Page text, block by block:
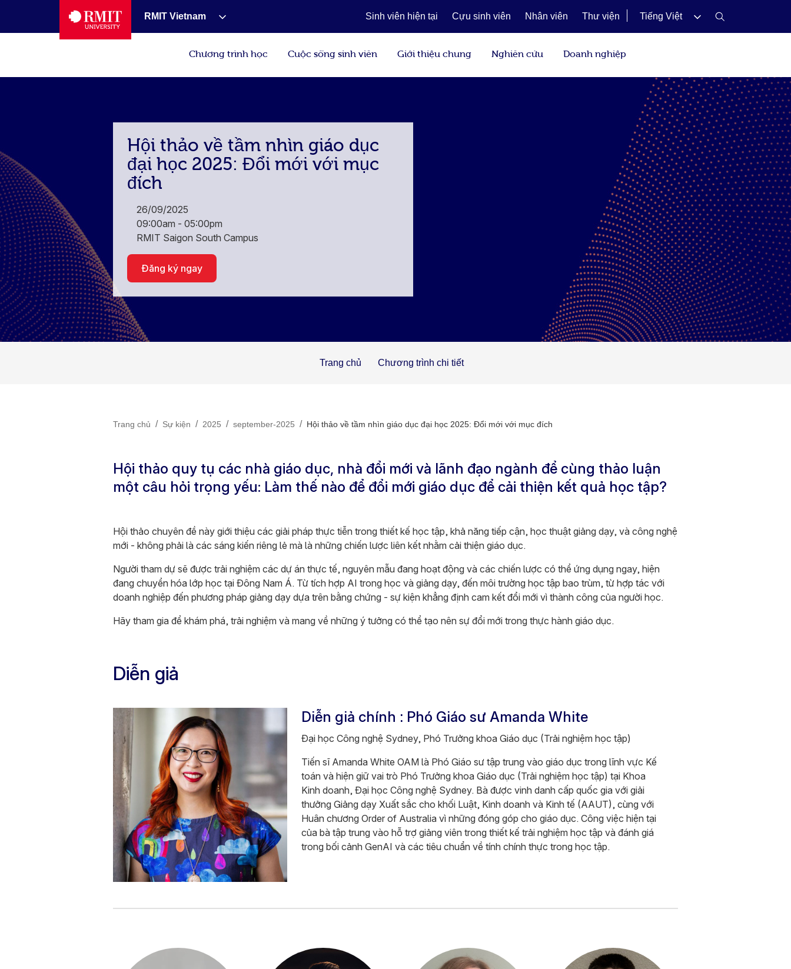
RMIT Vietnam Sinh viên hiện tại Cựu sinh viên Nhân viên Thư viện Tiếng Việt
Chương trình học Cuộc sống sinh viên Giới thiệu chung Nghiên cứu Doanh nghiệp
Hội thảo về tầm nhìn giáo dục
đại học 2025: Đổi mới với mục
đích​
26/09/2025
09:00am - 05:00pm
RMIT Saigon South Campus
Đăng ký ngay
Trang chủ Chương trình chi tiết
Trang chủ / Sự kiện / 2025 / september-2025 / Hội thảo về tầm nhìn giáo dục đại học 2025: Đổi mới với mục đích​
Hội thảo quy tụ các nhà giáo dục, nhà đổi mới và lãnh đạo ngành để cùng thảo luận
một câu hỏi trọng yếu: Làm thế nào để đổi mới giáo dục để cải thiện kết quả học tập?
Hội thảo chuyên đề này giới thiệu các giải pháp thực tiễn trong thiết kế học tập, khả năng tiếp cận, học thuật giảng dạy, và công nghệ
mới - không phải là các sáng kiến riêng lẻ mà là những chiến lược liên kết nhằm cải thiện giáo dục.
Người tham dự sẽ được trải nghiệm các dự án thực tế, nguyên mẫu đang hoạt động và các chiến lược có thể ứng dụng ngay, hiện
đang chuyển hóa lớp học tại Đông Nam Á. Từ tích hợp AI trong học và giảng dạy, đến môi trường học tập bao trùm, từ hợp tác với
doanh nghiệp đến phương pháp giảng dạy dựa trên bằng chứng - sự kiện khẳng định cam kết đổi mới vì thành công của người học.
Hãy tham gia để khám phá, trải nghiệm và mang về những ý tưởng có thể tạo nên sự đổi mới trong thực hành giáo dục.
Diễn giả
Diễn giả chính : Phó Giáo sư Amanda White
Đại học Công nghệ Sydney​, Phó Trưởng khoa Giáo dục (Trải nghiệm học tập)​
Tiến sĩ Amanda White OAM là Phó Giáo sư tập trung vào giáo dục trong lĩnh vực Kế
toán và hiện giữ vai trò Phó Trưởng khoa Giáo dục (Trải nghiệm học tập) tại Khoa
Kinh doanh, Đại học Công nghệ Sydney. Bà được vinh danh cấp quốc gia với giải
thưởng Giảng dạy Xuất sắc cho khối Luật, Kinh doanh và Kinh tế (AAUT), cùng với
Huân chương Order of Australia vì những đóng góp cho giáo dục. Công việc hiện tại
của bà tập trung vào hỗ trợ giảng viên trong thiết kế trải nghiệm học tập và đánh giá
trong bối cảnh GenAI và các tiêu chuẩn về tính chính thực trong học tập.